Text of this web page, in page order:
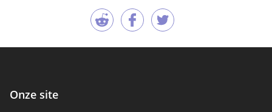
Onze site